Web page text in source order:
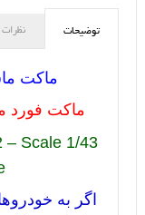
توضیحات نظرات
ماکت
ماکت فورد مدل 3 کوپه 1932
– Scale 1/43
اگر به